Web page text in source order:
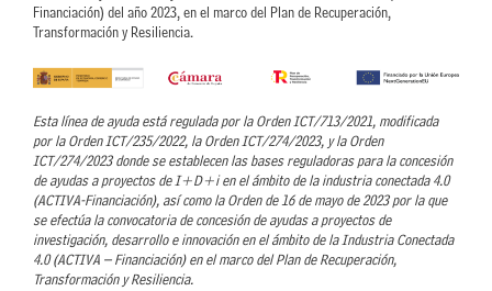
Financiación) del año 2023, en el marco del Plan de Recuperación,
Transformación y Resiliencia.
Esta línea de ayuda está regulada por la Orden ICT/713/2021, modificada
por la Orden ICT/235/2022, la Orden ICT/274/2023, y la Orden
ICT/274/2023 donde se establecen las bases reguladoras para la concesión
de ayudas a proyectos de I+D+i en el ámbito de la industria conectada 4.0
(ACTIVA-Financiación), así como la Orden de 16 de mayo de 2023 por la que
se efectúa la convocatoria de concesión de ayudas a proyectos de
investigación, desarrollo e innovación en el ámbito de la Industria Conectada
4.0 (ACTIVA – Financiación) en el marco del Plan de Recuperación,
Transformación y Resiliencia.